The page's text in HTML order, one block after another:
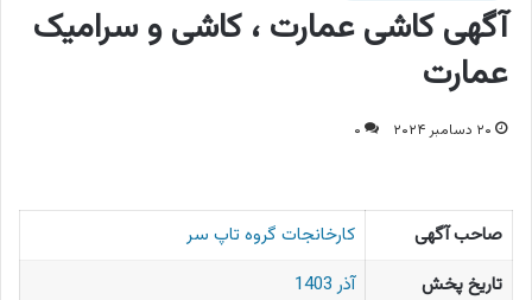
آگهی کاشی عمارت ، کاشی و سرامیک
عمارت
۲۰ دسامبر ۲۰۲۴ ۰
صاحب آگهی
کارخانجات گروه تاپ سر
تاریخ پخش
آذر 1403